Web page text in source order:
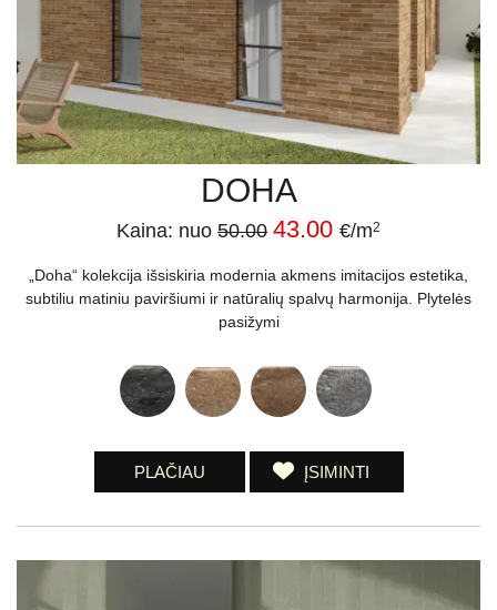
DOHA
Kaina: nuo 50.00 43.00 €/m2
„Doha“ kolekcija išsiskiria modernia akmens imitacijos estetika,
subtiliu matiniu paviršiumi ir natūralių spalvų harmonija. Plytelės
pasižymi
PLAČIAU ĮSIMINTI